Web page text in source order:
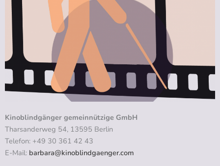
Kinoblindgänger gemeinnützige GmbH
Tharsanderweg 54, 13595 Berlin
Telefon: +49 30 361 42 43
E-Mail: barbara@kinoblindgaenger.com